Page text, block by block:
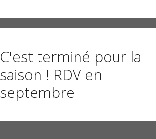
C'est terminé pour la
saison ! RDV en
septembre